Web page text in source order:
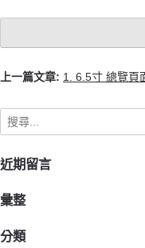
上一篇文章: 1. 6.5寸 總覽頁
近期留言
彙整
分類